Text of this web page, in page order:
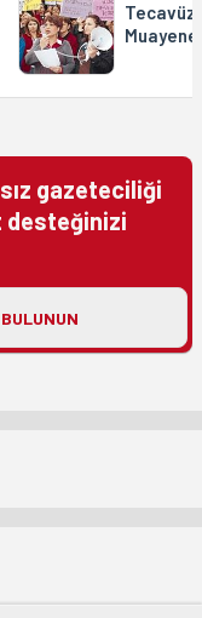
Tecavüz
Muayene
gazeteciliği
desteğinizi